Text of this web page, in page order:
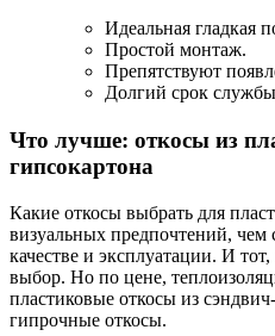
Идеальная гладкая
Простой монтаж.
Препятствуют
Долгий срок
Что лучше: откосы из
гипсокартона
Какие откосы выбрать для
визуальных предпочтений, чем
качестве и эксплуатации. И
выбор. Но по цене,
пластиковые откосы из
гипрочные откосы.